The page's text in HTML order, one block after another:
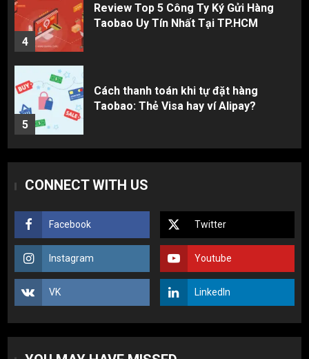
4
Review Top 5 Công Ty Ký Gửi Hàng
Taobao Uy Tín Nhất Tại TP.HCM
5
Cách thanh toán khi tự đặt hàng
Taobao: Thẻ Visa hay ví Alipay?
màu? Cách khiếu nại đòi tiền 100%
2
3 sai lầm chí mạng khiến người mới
nhập hàng Trung Quốc bị lỗ vốn, ôm sô
Top 10 nguồn hàng thời trang 1688 giá
rẻ giật mình cho dân buôn mới
CONNECT WITH US
Facebook Twitter
Instagram Youtube
VK LinkedIn